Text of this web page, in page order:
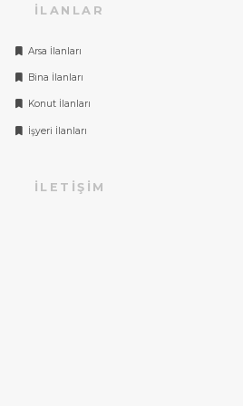
İLANLAR
Arsa İlanları
Bina İlanları
Konut İlanları
İşyeri İlanları
İLETIŞIM